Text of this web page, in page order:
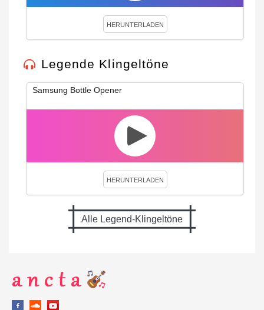
HERUNTERLADEN
Legende Klingeltöne
Samsung Bottle Opener
HERUNTERLADEN
Alle Legend-Klingeltöne